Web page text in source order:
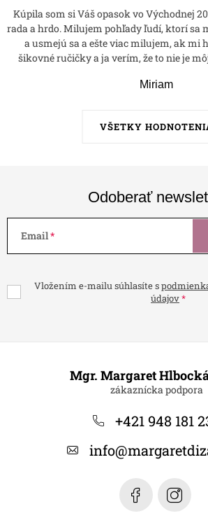
VŠETKY
Kúpila som si Váš opasok vo Východnej
rada a hrdo. Milujem pohľady ľudí, ktorí sa
a usmejú sa a ešte viac milujem, ak mi
šikovné ručičky a ja verím, že to nie je
Miriam
Odoberať
Email
Vložením e-mailu súhlasíte s
údajov
Mgr. Margaret
+421 948 181
info@